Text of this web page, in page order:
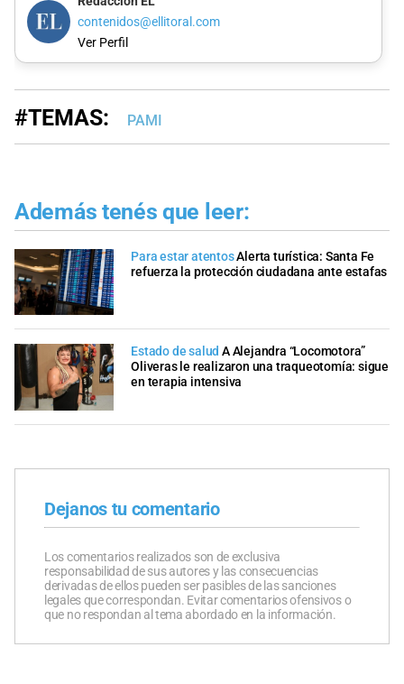
contenidos@ellitoral.com
Ver Perfil
#TEMAS: PAMI
Además tenés que leer:
Para estar atentosAlerta turística: Santa Fe
refuerza la protección ciudadana ante estafas
Estado de salud A Alejandra “Locomotora”
Oliveras le realizaron una traqueotomía: sigue
en terapia intensiva
Dejanos tu comentario
Los comentarios realizados son de exclusiva
responsabilidad de sus autores y las consecuencias
derivadas de ellos pueden ser pasibles de las sanciones
legales que correspondan. Evitar comentarios ofensivos o
que no respondan al tema abordado en la información.